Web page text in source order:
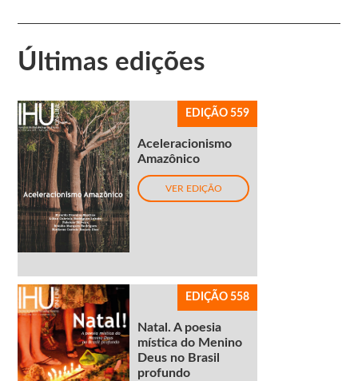
Últimas edições
EDIÇÃO 559
Aceleracionismo
Amazônico
VER EDIÇÃO
EDIÇÃO 558
Natal. A poesia
mística do Menino
Deus no Brasil
profundo